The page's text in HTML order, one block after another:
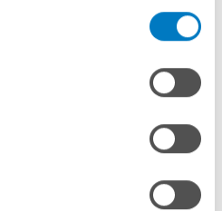
HQ 5,25 x 3,20 x 1,20 m |